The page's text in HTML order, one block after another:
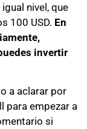
nivel, que
100 USD. En
invertir
a aclarar por
para empezar a
si